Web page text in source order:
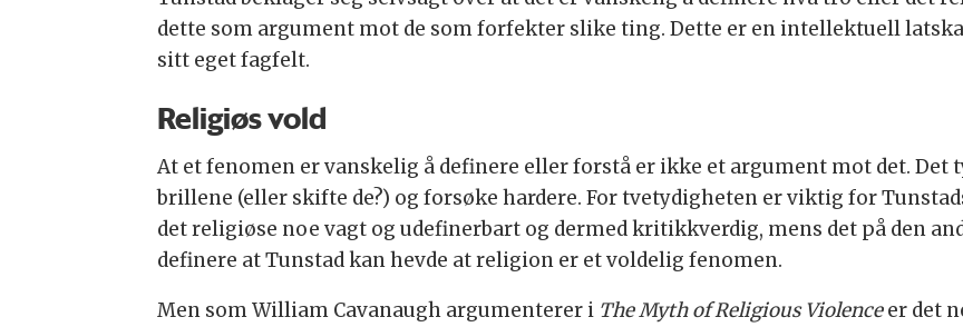
dette som argument mot de som forfekter slike ting. Dette er en intellektuell
sitt eget fagfelt.
Religiøs vold
At et fenomen er vanskelig å definere eller forstå er ikke et argument mot det.
brillene (eller skifte de?) og forsøke hardere. For tvetydigheten er viktig for
det religiøse noe vagt og udefinerbart og dermed kritikkverdig, mens det på den
definere at Tunstad kan hevde at religion er et voldelig fenomen.
Men som William Cavanaugh argumenterer i The Myth of Religious Violenceer det